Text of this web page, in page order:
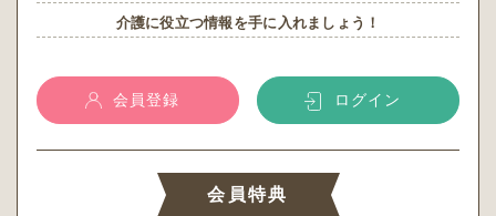
介護に役立つ情報を手に入れましょう！
会員登録 ログイン
会員特典